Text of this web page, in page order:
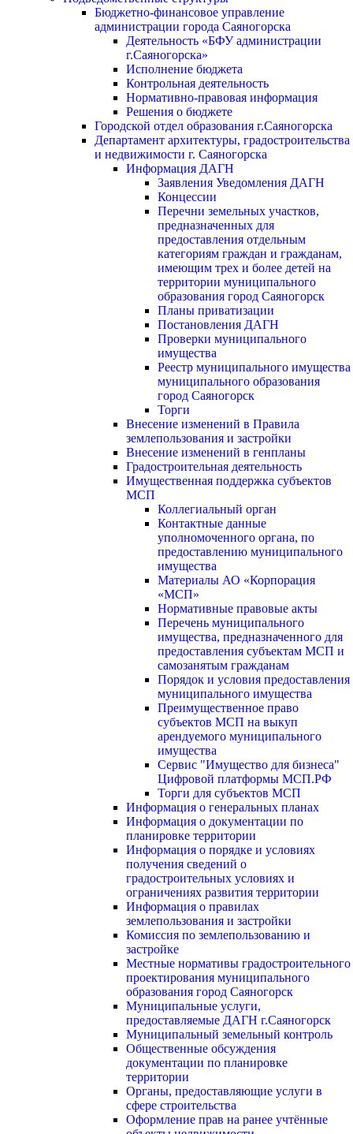
Бюджетно-финансовое управление
администрации города Саяногорска
Деятельность «БФУ администрации
г.Саяногорска»
Исполнение бюджета
Контрольная деятельность
Нормативно-правовая информация
Решения о бюджете
Городской отдел образования г.Саяногорска
Департамент архитектуры, градостроительства
и недвижимости г. Саяногорска
Информация ДАГН
Заявления Уведомления ДАГН
Концессии
Перечни земельных участков,
предназначенных для
предоставления отдельным
категориям граждан и гражданам,
имеющим трех и более детей на
территории муниципального
образования город Саяногорск
Планы приватизации
Постановления ДАГН
Проверки муниципального
имущества
Реестр муниципального имущества
муниципального образования
город Саяногорск
Торги
Внесение изменений в Правила
землепользования и застройки
Внесение изменений в генпланы
Градостроительная деятельность
Имущественная поддержка субъектов
МСП
Коллегиальный орган
Контактные данные
уполномоченного органа, по
предоставлению муниципального
имущества
Материалы АО «Корпорация
«МСП»
Нормативные правовые акты
Перечень муниципального
имущества, предназначенного для
предоставления субъектам МСП и
самозанятым гражданам
Порядок и условия предоставления
муниципального имущества
Преимущественное право
субъектов МСП на выкуп
арендуемого муниципального
имущества
Сервис "Имущество для бизнеса"
Цифровой платформы МСП.РФ
Торги для субъектов МСП
Информация о генеральных планах
Информация о документации по
планировке территории
Информация о порядке и условиях
получения сведений о
градостроительных условиях и
ограничениях развития территории
Информация о правилах
землепользования и застройки
Комиссия по землепользованию и
застройке
Местные нормативы градостроительного
проектирования муниципального
образования город Саяногорск
Муниципальные услуги,
предоставляемые ДАГН г.Саяногорск
Муниципальный земельный контроль
Общественные обсуждения
документации по планировке
территории
Органы, предоставляющие услуги в
сфере строительства
Оформление прав на ранее учтённые